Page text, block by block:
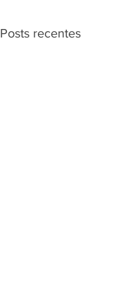
Posts recentes